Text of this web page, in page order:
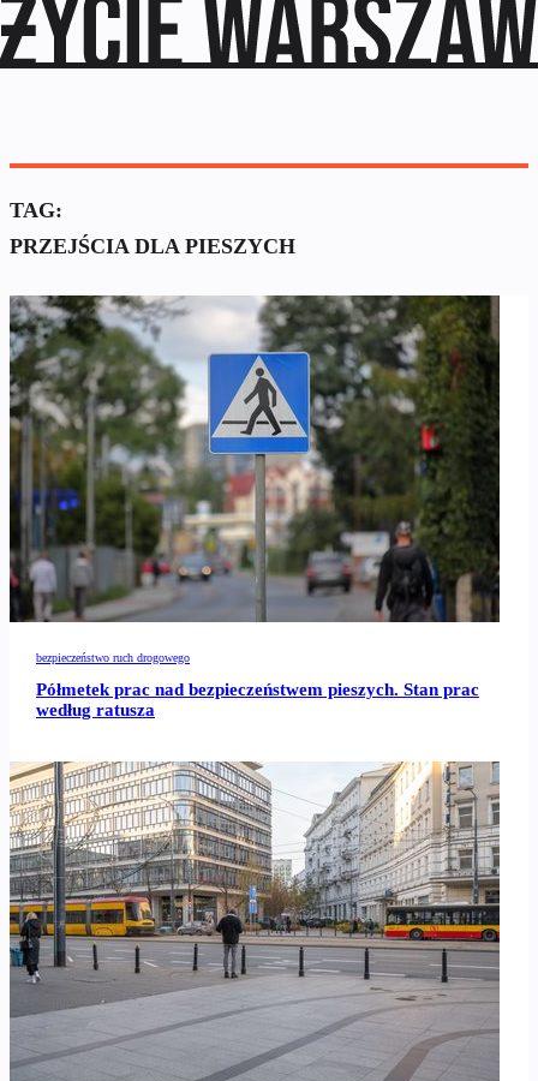
TAG:
PRZEJŚCIA DLA PIESZYCH
bezpieczeństwo ruch drogowego
Półmetek prac nad bezpieczeństwem pieszych. Stan prac
według ratusza